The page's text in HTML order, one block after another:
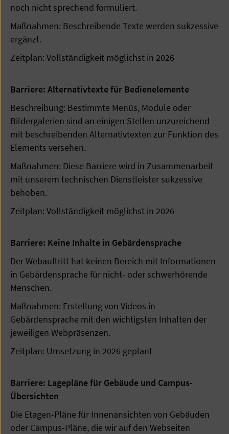
noch nicht sprechend formuliert.
Maßnahmen: Beschreibende Texte werden sukzessive
ergänzt.
Zeitplan: Vollständigkeit möglichst in 2026
Barriere: Alternativtexte für Bedienelemente
Beschreibung: Bestimmte Menüs, Module oder
Bildergalerien sind an einigen Stellen unzureichend
mit beschreibenden Alternativtexten zur Funktion des
Elements versehen.
Maßnahmen: Diese Barriere wird in Zusammenarbeit
mit unserem technischen Dienstleister sukzessive
behoben.
Zeitplan: Vollständigkeit möglichst in 2026
Barriere: Keine Inhalte in Gebärdensprache
Der Webauftritt hat keinen Bereich mit Informationen
in Gebärdensprache für nicht- oder schwerhörende
Menschen.
Maßnahmen: Erstellung von Videos in
Gebärdensprache mit den wichtigsten Inhalten der
jeweiligen Webpräsenzen.
Zeitplan: Umsetzung in 2026 geplant
Barriere: Lagepläne für Gebäude und Campus-
Übersichten
Die Etagen-Pläne für Innenansichten von Gebäuden
oder Campus-Pläne, die wir auf den Webseiten